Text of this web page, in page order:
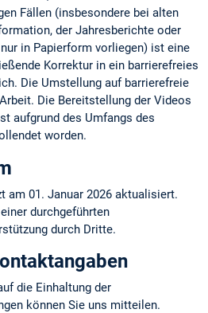
Fällen (insbesondere bei alten
der Jahresberichte oder
in Papierform vorliegen) ist eine
Korrektur in ein barrierefreies
Die Umstellung auf barrierefreie
Die Bereitstellung der Videos
aufgrund des Umfangs des
worden.
am 01. Januar 2026 aktualisiert.
durchgeführten
durch Dritte.
die Einhaltung der
können Sie uns mitteilen.